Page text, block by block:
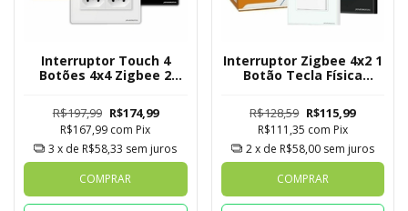
Interruptor Touch 4
Botões 4x4 Zigbee 2
R$197,99 R$174,99
R$167,99 com Pix
3 x de R$58,33 sem juros
COMPRAR
Interruptor Zigbee 4x2 1
Botão Tecla Física
R$128,59 R$115,99
R$111,35 com Pix
2x de R$58,00 sem juros
COMPRAR